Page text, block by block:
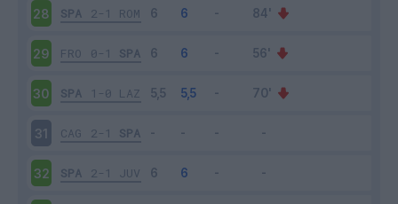
28 SPA 2-1 ROM
29 FRO 0-1 SPA
30 SPA 1-0 LAZ
31 CAG 2-1 SPA
32 SPA 2-1 JUV